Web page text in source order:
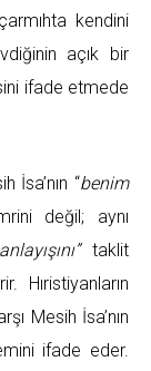
kendini
açık bir
ifade etmede
İsa’nın “benim
değil; aynı
taklit
Hıristiyanların
Mesih İsa’nın
ifade eder.